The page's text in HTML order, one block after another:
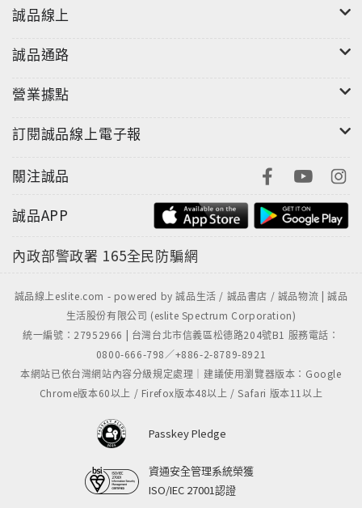
誠品線上
誠品通路
營業據點
訂閱誠品線上電子報
關注誠品
誠品APP
內政部警政署 165全民防騙網
誠品線上eslite.com - powered by 誠品生活 / 誠品書店 / 誠品物流 | 誠品
生活股份有限公司 (eslite Spectrum Corporation)
統一編號：27952966 | 台灣台北市信義區松德路204號B1 服務電話：
0800-666-798／+886-2-8789-8921
本網站已依台灣網站內容分級規定處理｜建議使用瀏覽器版本：Google
Chrome版本60以上 / Firefox版本48以上 / Safari 版本11以上
Passkey Pledge
資通安全管理系統榮獲
ISO/IEC 27001認證